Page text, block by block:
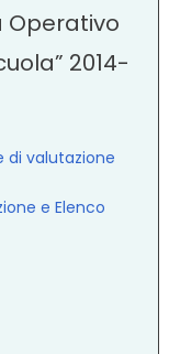
Operativo
2014-
di valutazione
e Elenco